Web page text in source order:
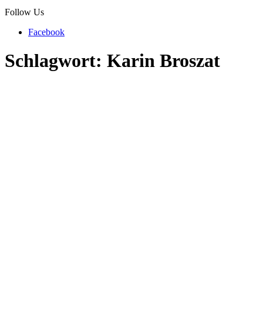
Follow Us
Facebook
Schlagwort: Karin Broszat